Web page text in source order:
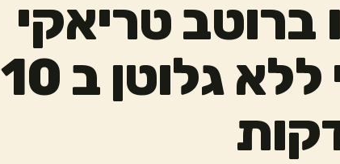
ברוטב טריאקי
ביתי טבעוני ללא גלוטן ב 10